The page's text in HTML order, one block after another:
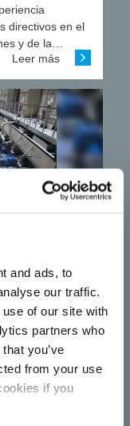
and ads, to
our traffic.
of our site with
partners who
you’ve
from your use
if you
directivos en el
y de la…
Leer más
de
y la
de azúcar:
nuevas
Leer más